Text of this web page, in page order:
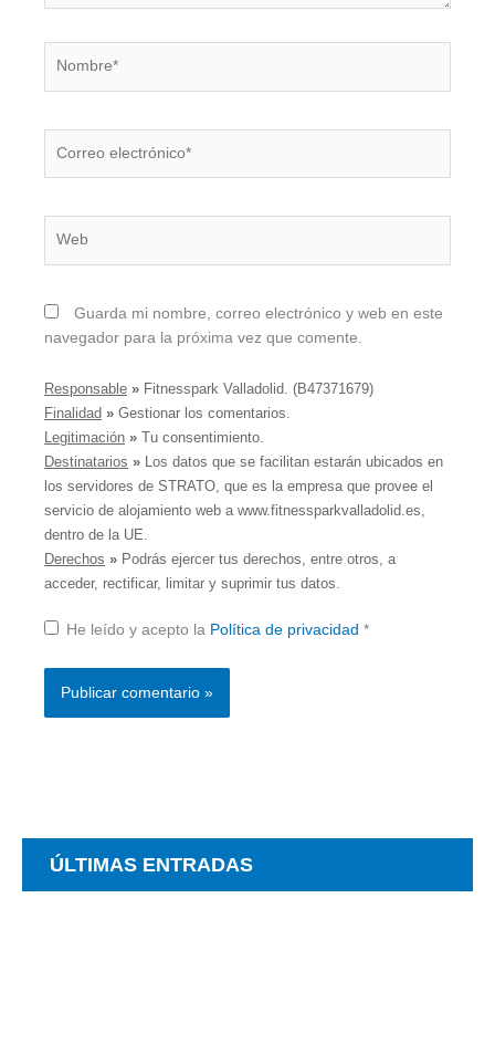
electrónico*
Guarda mi nombre, correo electrónico y web en este
navegador para la próxima vez que comente.
Responsable » Fitnesspark Valladolid. (B47371679)
Finalidad » Gestionar los comentarios.
Legitimación » Tu consentimiento.
Destinatarios » Los datos que se facilitan estarán ubicados en
los servidores de STRATO, que es la empresa que provee el
servicio de alojamiento web a www.fitnessparkvalladolid.es,
dentro de la UE.
Derechos » Podrás ejercer tus derechos, entre otros, a
acceder, rectificar, limitar y suprimir tus datos.
He leído y acepto la Política de privacidad *
ÚLTIMAS ENTRADAS